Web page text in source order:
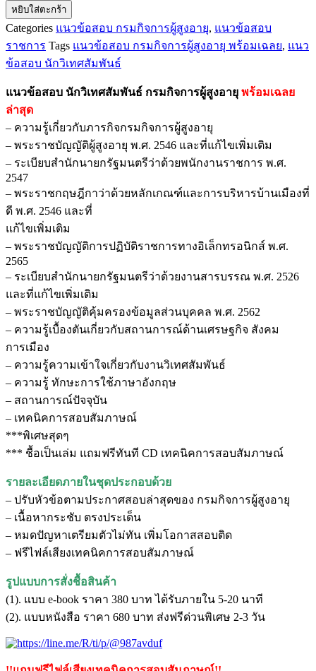
แนว
ข้อสอบ
นัก
วิเทศสัมพันธ์
กิจการ
ผู้
สูง
อายุ
ชิ้น
หยิบใส่ตะกร้า
Categories แนวข้อสอบ กรมกิจการผู้สูงอายุ, แนวข้อสอบ
ราชการ Tags แนวข้อสอบ กรมกิจการผู้สูงอายุ พร้อมเฉลย, แนว
ข้อสอบ นักวิเทศสัมพันธ์
แนวข้อสอบ นักวิเทศสัมพันธ์ กรมกิจการผู้สูงอายุ พร้อมเฉลย
ล่าสุด
– ความรู้เกี่ยวกับภารกิจกรมกิจการผู้สูงอายุ
– พระราชบัญญัติผู้สูงอายุ พ.ศ. 2546 และที่แก้ไขเพิ่มเติม
– ระเบียบสำนักนายกรัฐมนตรีว่าด้วยพนักงานราชการ พ.ศ.
2547
– พระราชกฤษฎีกาว่าด้วยหลักเกณฑ์และการบริหารบ้านเมืองที่
ดี พ.ศ. 2546 และที่
แก้ไขเพิ่มเติม
– พระราชบัญญัติการปฏิบัติราชการทางอิเล็กทรอนิกส์ พ.ศ.
2565
– ระเบียบสำนักนายกรัฐมนตรีว่าด้วยงานสารบรรณ พ.ศ. 2526
และที่แก้ไขเพิ่มเติม
– พระราชบัญญัติคุ้มครองข้อมูลส่วนบุคคล พ.ศ. 2562
– ความรู้เบื้องตันเกี่ยวกับสถานการณ์ด้านเศรษฐกิจ สังคม
การเมือง
– ความรู้ความเข้าใจเกี่ยวกับงานวิเทศสัมพันธ์
– ความรู้ ทักษะการใช้ภาษาอังกฤษ
– สถานการณ์ปัจจุบัน
– เทคนิคการสอบสัมภาษณ์
***พิเศษสุดๆ
*** ชื้อเป็นเล่ม แถมฟรีทันที CD เทคนิคการสอบสัมภาษณ์
รายละเอียดภายในชุดประกอบด้วย
– ปรับหัวข้อตามประกาศสอบล่าสุดของ กรมกิจการผู้สูงอายุ
– เนื้อหากระชับ ตรงประเด็น
– หมดปัญหาเตรียมตัวไม่ทัน เพิ่มโอกาสสอบติด
– ฟรีไฟล์เสียงเทคนิคการสอบสัมภาษณ์
รูปแบบการสั่งชื้อสินค้า
(1). แบบ e-book ราคา 380 บาท ได้รับภายใน 5-20 นาที
(2). แบบหนังสือ ราคา 680 บาท ส่งฟรีด่วนพิเศษ 2-3 วัน